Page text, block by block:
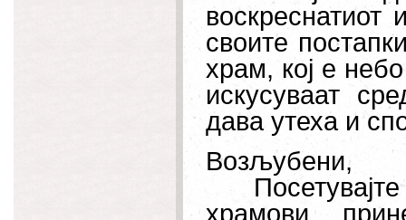
своите
храм, кој е
искусуваат
дава утеха и
Возљубени,
Посетувајте
храмови,